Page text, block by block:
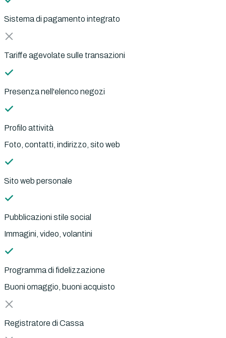
Sistema di pagamento integrato
Tariffe agevolate sulle transazioni
Presenza nell'elenco negozi
Profilo attività
Foto, contatti, indirizzo, sito web
Sito web personale
Pubblicazioni stile social
Immagini, video, volantini
Programma di fidelizzazione
Buoni omaggio, buoni acquisto
Registratore di Cassa